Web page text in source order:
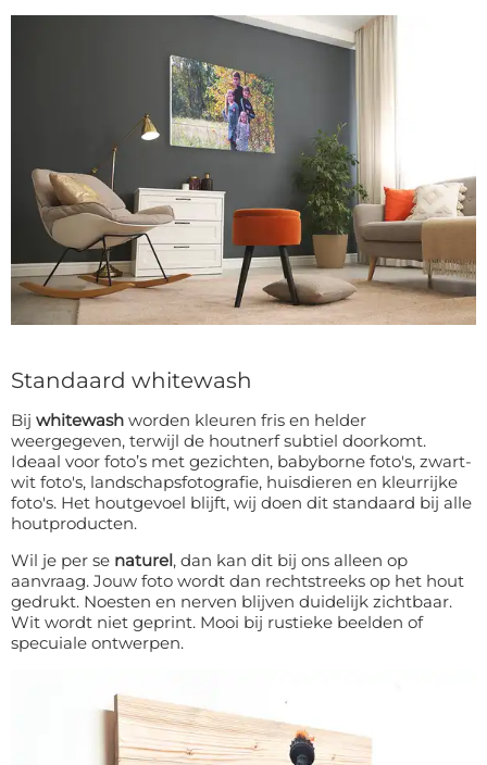
Standaard whitewash
Bij whitewash worden kleuren fris en helder
weergegeven, terwijl de houtnerf subtiel doorkomt.
Ideaal voor foto’s met gezichten, babyborne foto's, zwart-
wit foto's, landschapsfotografie, huisdieren en kleurrijke
foto's. Het houtgevoel blijft, wij doen dit standaard bij alle
houtproducten.
Wil je per se naturel, dan kan dit bij ons alleen op
aanvraag. Jouw foto wordt dan rechtstreeks op het hout
gedrukt. Noesten en nerven blijven duidelijk zichtbaar.
Wit wordt niet geprint. Mooi bij rustieke beelden of
specuiale ontwerpen.